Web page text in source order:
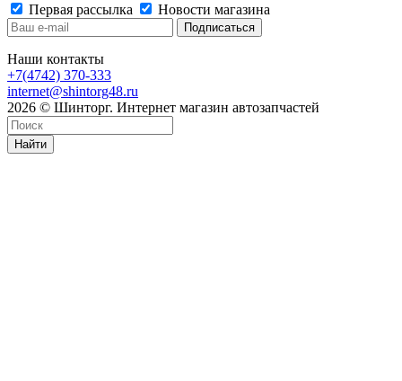
Первая рассылка
Новости магазина
Наши контакты
+7(4742) 370-333
internet@shintorg48.ru
2026 © Шинторг. Интернет магазин автозапчастей
Найти